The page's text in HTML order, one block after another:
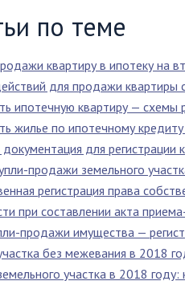
по теме
квартиру в ипотеку на
для продажи квартиры
ипотечную квартиру — схемы
жилье по ипотечному
для регистрации
продажи земельного
регистрация права
при составлении акта
продажи имущества —
без межевания в 2018
участка в 2018